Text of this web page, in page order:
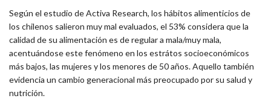
Según el estudio de Activa Research, los hábitos alimenticios de
los chilenos salieron muy mal evaluados, el 53% considera que la
calidad de su alimentación es de regular a mala/muy mala,
acentuándose este fenómeno en los estrátos socioeconómicos
más bajos, las mujeres y los menores de 50 años. Aquello también
evidencia un cambio generacional más preocupado por su salud y
nutrición.